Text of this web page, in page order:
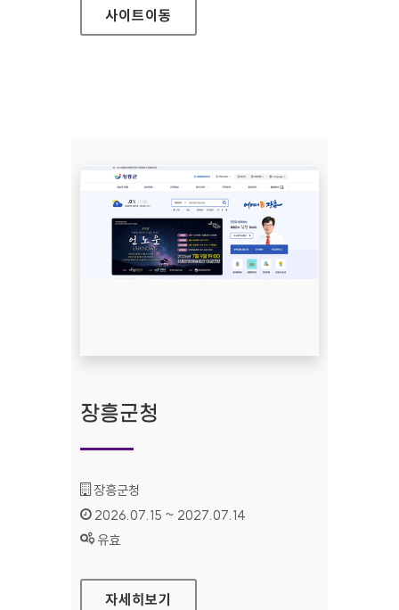
사이트이동
장흥군청
기관명 :
장흥군청
인증기간 :
2026.07.15 ~ 2027.07.14
상태 :
유효
장흥군청
자세히보기